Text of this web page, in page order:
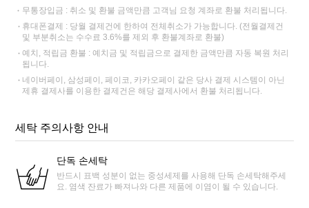
무통장입금 : 취소 및 환불 금액만큼 고객님 요청 계좌로 환불 처리됩니다.
휴대폰결제 : 당월 결제건에 한하여 전체취소가 가능합니다. (전월결제건
및 부분취소는 수수료 3.6%를 제외 후 환불계좌로 환불)
예치, 적립금 환불 : 예치금 및 적립금으로 결제한 금액만큼 자동 복원 처리
됩니다.
네이버페이, 삼성페이, 페이코, 카카오페이 같은 당사 결제 시스템이 아닌
제휴 결제사를 이용한 결제건은 해당 결제사에서 환불 처리됩니다.
세탁 주의사항 안내
단독 손세탁
반드시 표백 성분이 없는 중성세제를 사용해 단독 손세탁해주세
요. 염색 잔료가 빠져나와 다른 제품에 이염이 될 수 있습니다.